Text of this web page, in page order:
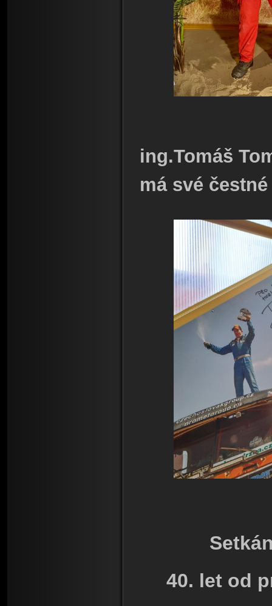
ing.Tomáš
má své
40. let od